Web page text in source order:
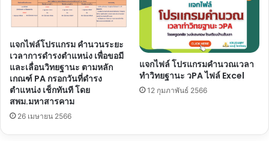
แจกไฟล์โปรแกรม คำนวนระยะ
เวลาการดำรงตำแหน่ง เพื่อขอมี
และเลื่อนวิทยฐานะ ตามหลัก
เกณฑ์ PA กรอกวันที่ดำรง
ตำแหน่ง เช็กทันที โดย
สพม.มหาสารคาม
26 เมษายน 2566
แจกไฟล์ โปรแกรมคำนวณเวลา
ทำวิทยฐานะ วPA ไฟล์ Excel
12 กุมภาพันธ์ 2566